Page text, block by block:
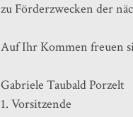
zu Förderzwecken der
Auf Ihr Kommen freuen
Gabriele Taubald Porzelt
1. Vorsitzende